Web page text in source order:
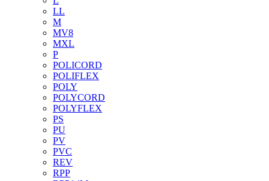
LL
M
MV8
MXL
P
POLICORD
POLIFLEX
POLY
POLYCORD
POLYFLEX
PS
PU
PV
PVC
REV
RPP